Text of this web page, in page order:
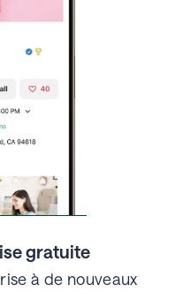
gratuite
à de nouveaux